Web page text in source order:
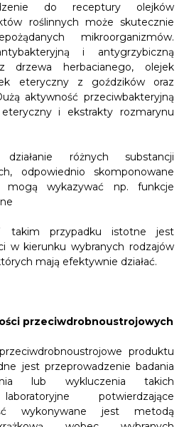
do receptury olejków
roślinnych może skutecznie
mikroorganizmów.
i antygrzybiczną
herbacianego, olejek
eteryczny z goździków oraz
aktywność przeciwbakteryjną
i ekstrakty rozmarynu
różnych substancji
odpowiednio skomponowane
mogą wykazywać np. funkcje
takim przypadku istotne jest
w kierunku wybranych rodzajów
mają efektywnie działać.
przeciwdrobnoustrojowych
produktu
jest przeprowadzenie badania
lub wykluczenia takich
potwierdzające
wykonywane jest metodą